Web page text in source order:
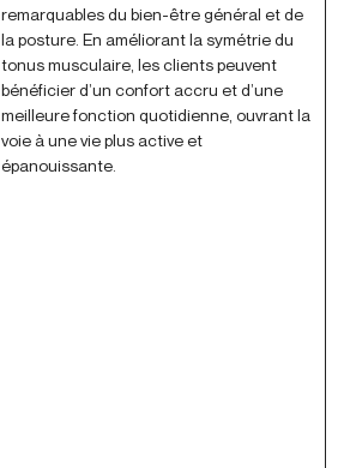
remarquables du bien-être général et de
la posture. En améliorant la symétrie du
tonus musculaire, les clients peuvent
bénéficier d’un confort accru et d’une
meilleure fonction quotidienne, ouvrant la
voie à une vie plus active et
épanouissante.